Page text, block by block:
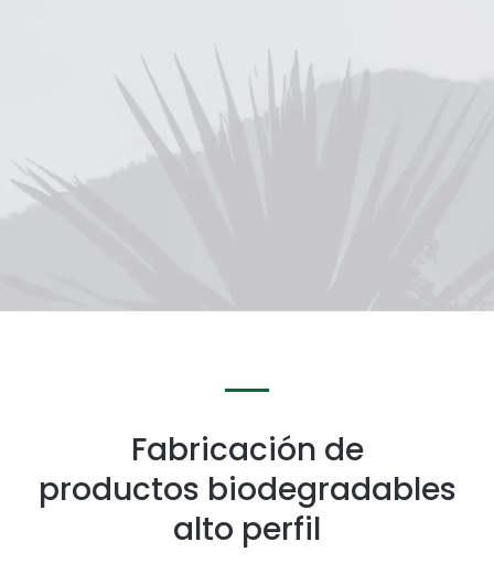
Fabricación de
productos biodegradables
alto perfil